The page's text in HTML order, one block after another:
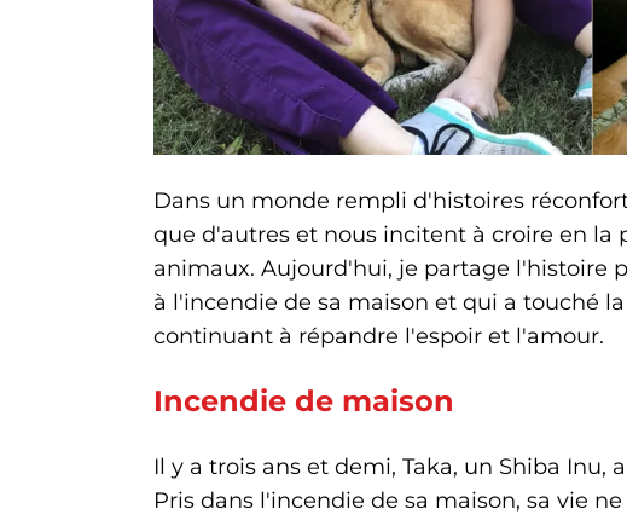
Dans un monde rempli d'histoires
que d'autres et nous incitent à croire en la
animaux. Aujourd'hui, je partage l'histoire
à l'incendie de sa maison et qui a touché
continuant à répandre l'espoir et l'amour.
Incendie de maison
Il y a trois ans et demi, Taka, un Shiba
Pris dans l'incendie de sa maison, sa vie